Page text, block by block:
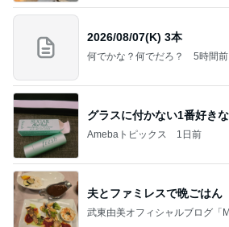
2026/08/07(K) 3本
何でかな？何でだろ？ 5時間前
グラスに付かない1番好き
Amebaトピックス 1日前
夫とファミレスで晩ごはん
武東由美オフィシャルブログ「